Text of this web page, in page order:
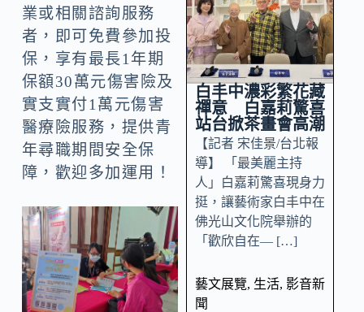
業或相關諮詢服務
者，即可免費參加投
保，享有最長1年期
保額30萬元傷害險及
實支實付1萬元傷害
醫療險服務，提供青
年尋職期間安全保
障，歡迎多加運用！
白丰中濃彩繁花藏
禪意 白嘉莉驚喜
站台掀茶畫會高潮
【記者 宋佳景/台北報
導】 「最美麗主持
人」白嘉莉驚喜現身力
挺，讓藝術家白丰中在
佛光山文化院舉辦的
「歡欣自在— […]
藝文展覽, 生活, 影音新
聞